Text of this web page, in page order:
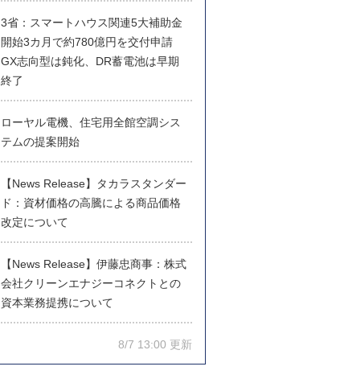
3省：スマートハウス関連5大補助金
開始3カ月で約780億円を交付申請
GX志向型は鈍化、DR蓄電池は早期
終了
ローヤル電機、住宅用全館空調シス
テムの提案開始
【News Release】タカラスタンダー
ド：資材価格の高騰による商品価格
改定について
【News Release】伊藤忠商事：株式
会社クリーンエナジーコネクトとの
資本業務提携について
8/7 13:00 更新